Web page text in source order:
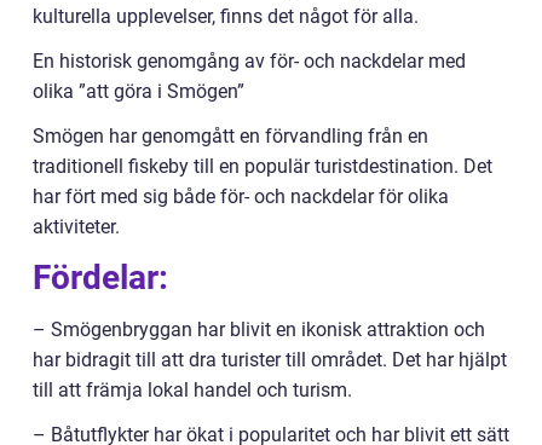
kulturella upplevelser, finns det något för alla.
En historisk genomgång av för- och nackdelar med
olika ”att göra i Smögen”
Smögen har genomgått en förvandling från en
traditionell fiskeby till en populär turistdestination. Det
har fört med sig både för- och nackdelar för olika
aktiviteter.
Fördelar:
– Smögenbryggan har blivit en ikonisk attraktion och
har bidragit till att dra turister till området. Det har hjälpt
till att främja lokal handel och turism.
– Båtutflykter har ökat i popularitet och har blivit ett sätt